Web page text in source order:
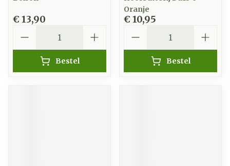
€ 13,90
Bestel
Oranje
€ 10,95
Bestel